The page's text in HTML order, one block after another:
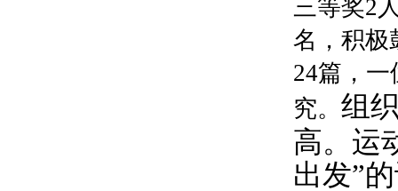
三等奖2
名，积极
24篇，一
究。 组
高。运
出发”